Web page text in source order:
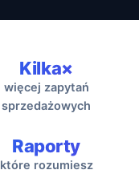
Kilka×
więcej zapytań
sprzedażowych
Raporty
które rozumiesz